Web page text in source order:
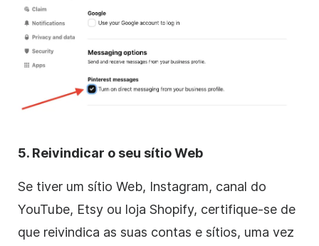
5. Reivindicar o seu sítio Web
Se tiver um sítio Web, Instagram, canal do
YouTube, Etsy ou loja Shopify, certifique-se de
que reivindica as suas contas e sítios, uma vez